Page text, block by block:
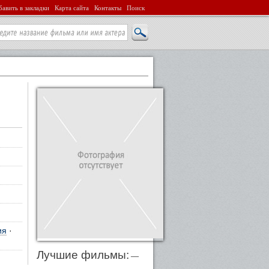
в закладки Карта сайта Контакты Поиск
·
Лучшие фильмы: —